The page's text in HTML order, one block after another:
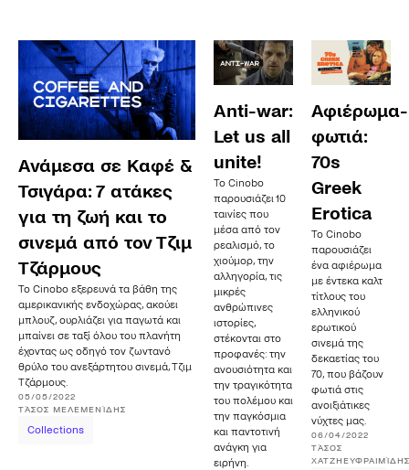
Ανάμεσα σε Καφέ &
Τσιγάρα: 7 ατάκες
για τη ζωή και το
σινεμά από τον Τζιμ
Τζάρμους
Το Cinobo εξερευνά τα βάθη της
αμερικανικής ενδοχώρας, ακούει
μπλουζ, ουρλιάζει για παγωτά και
μπαίνει σε ταξί όλου του πλανήτη
έχοντας ως οδηγό τον ζωντανό
θρύλο του ανεξάρτητου σινεμά, Τζιμ
Τζάρμους.
05/05/2022
ΤΆΣΟΣ ΜΕΛΕΜΕΝΊΔΗΣ
Collections
Anti-war:
Let us all
unite!
Το Cinobo
παρουσιάζει 10
ταινίες που
μέσα από τον
ρεαλισμό, το
χιούμορ, την
αλληγορία, τις
μικρές
ανθρώπινες
ιστορίες,
στέκονται στο
προφανές: την
ανουσιότητα και
την τραγικότητα
του πολέμου και
την παγκόσμια
και παντοτινή
ανάγκη για
ειρήνη.
Αφιέρωμα-
φωτιά:
70s
Greek
Erotica
Το Cinobo
παρουσιάζει
ένα αφιέρωμα
με έντεκα καλτ
τίτλους του
ελληνικού
ερωτικού
σινεμά της
δεκαετίας του
70, που βάζουν
φωτιά στις
ανοιξιάτικες
νύχτες μας.
06/04/2022
ΤΆΣΟΣ
ΧΑΤΖΗΕΥΦΡΑΙΜΊΔΗΣ